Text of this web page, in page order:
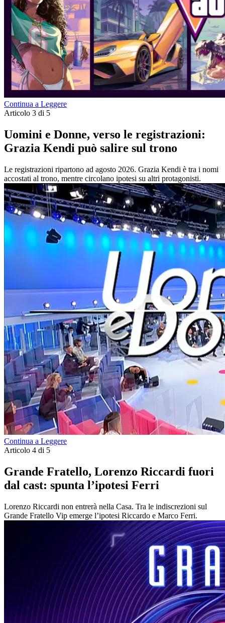
Continua a Leggere
Articolo 3 di 5
Uomini e Donne, verso le registrazioni:
Grazia Kendi può salire sul trono
Le registrazioni ripartono ad agosto 2026. Grazia Kendi è tra i nomi
accostati al trono, mentre circolano ipotesi su altri protagonisti.
Continua a Leggere
Articolo 4 di 5
Grande Fratello, Lorenzo Riccardi fuori
dal cast: spunta l’ipotesi Ferri
Lorenzo Riccardi non entrerà nella Casa. Tra le indiscrezioni sul
Grande Fratello Vip emerge l’ipotesi Riccardo e Marco Ferri.